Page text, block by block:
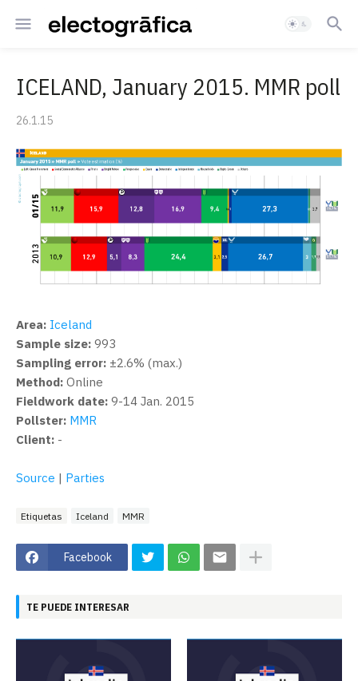
ICELAND, January 2015. MMR poll
26.1.15
Area: Iceland
Sample size: 993
Sampling error: ±2.6% (max.)
Method: Online
Fieldwork date: 9-14 Jan. 2015
Pollster: MMR
Client: -
Source | Parties
Etiquetas Iceland MMR
Facebook
TE PUEDE INTERESAR